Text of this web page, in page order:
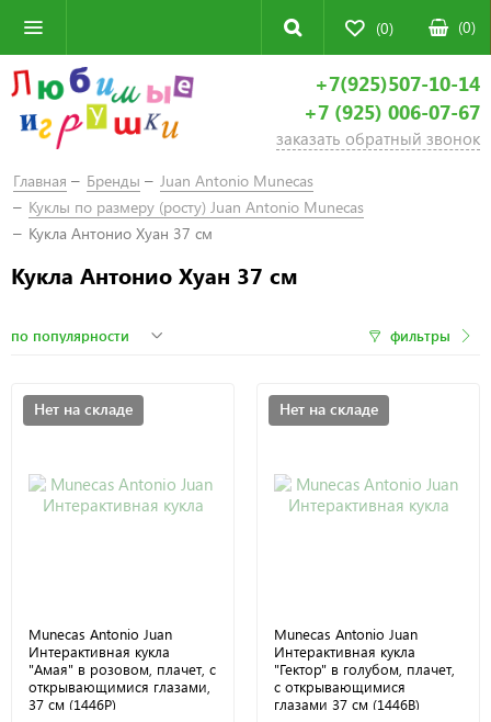
(0) (0)
+7(925)507-10-14
+7 (925) 006-07-67
заказать обратный звонок
Главная Бренды
Juan Antonio Munecas
Куклы по размеру (росту) Juan Antonio Мunecas
Кукла Антонио Хуан 37 см
Кукла Антонио Хуан 37 см
фильтры
Нет на складе
Munecas Antonio Juan
Интерактивная кукла
"Амая" в розовом, плачет, с
открывающимися глазами,
37 см (1446P)
Нет на складе
Munecas Antonio Juan
Интерактивная кукла
"Гектор" в голубом, плачет,
с открывающимися
глазами 37 см (1446B)